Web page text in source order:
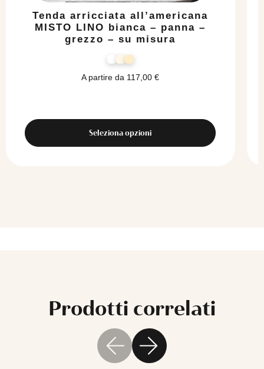
Tenda arricciata all’americana
MISTO LINO bianca – panna –
grezzo – su misura
A partire da 117,00€
Seleziona opzioni
Prodotti correlati